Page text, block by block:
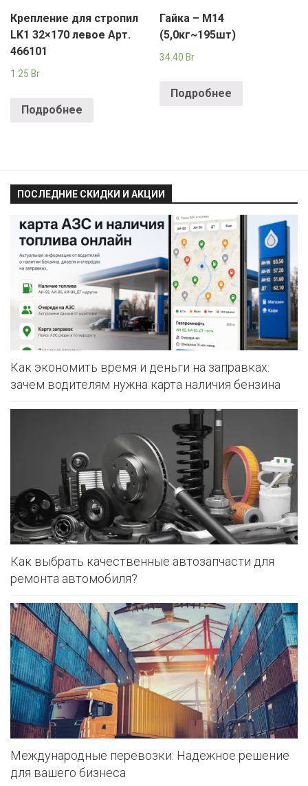
Крепление для стропил
LK1 32×170 левое Арт.
466101
1.25 Br
Подробнее
Гайка – М14
(5,0кг~195шт)
34.40 Br
Подробнее
ПОСЛЕДНИЕ СКИДКИ И АКЦИИ
Как экономить время и деньги на заправках:
зачем водителям нужна карта наличия бензина
Как выбрать качественные автозапчасти для
ремонта автомобиля?
Международные перевозки: Надежное решение
для вашего бизнеса